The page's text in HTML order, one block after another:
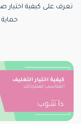
تعرف على كيفية اختيار